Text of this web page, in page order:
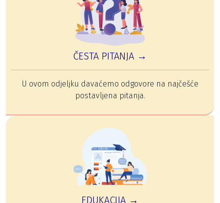
ČESTA PITANJA →
U ovom odjeljku davaćemo odgovore na najčešće
postavljena pitanja.
EDUKACIJA →